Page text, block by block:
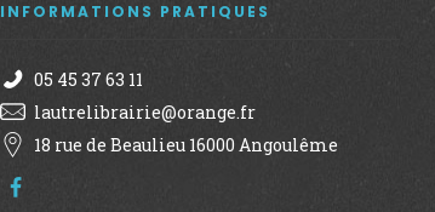
INFORMATIONS PRATIQUES
05 45 37 63 11
lautrelibrairie@orange.fr
18 rue de Beaulieu 16000 Angoulême